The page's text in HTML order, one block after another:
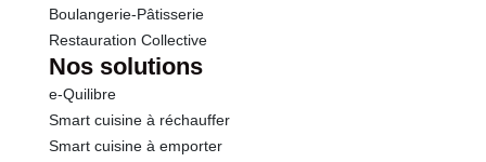
Boulangerie-Pâtisserie
Restauration Collective
Nos solutions
e-Quilibre
Smart cuisine à réchauffer
Smart cuisine à emporter